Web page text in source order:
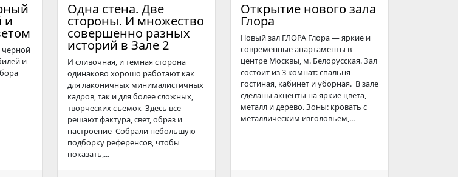
и
черной
и
Одна стена. Две
стороны. И множество
совершенно разных
историй в Зале 2
И сливочная, и темная сторона
одинаково хорошо работают как
для лаконичных минималистичных
кадров, так и для более сложных,
творческих съемок Здесь все
решают фактура, свет, образ и
настроение Собрали небольшую
подборку референсов, чтобы
показать,...
Открытие нового зала
Глора
Новый зал ГЛОРА Глора — яркие и
современные апартаменты в
центре Москвы, м. Белорусская. Зал
состоит из 3 комнат: спальня-
гостиная, кабинет и уборная. В зале
сделаны акценты на яркие цвета,
металл и дерево. Зоны: кровать с
металлическим изголовьем,...